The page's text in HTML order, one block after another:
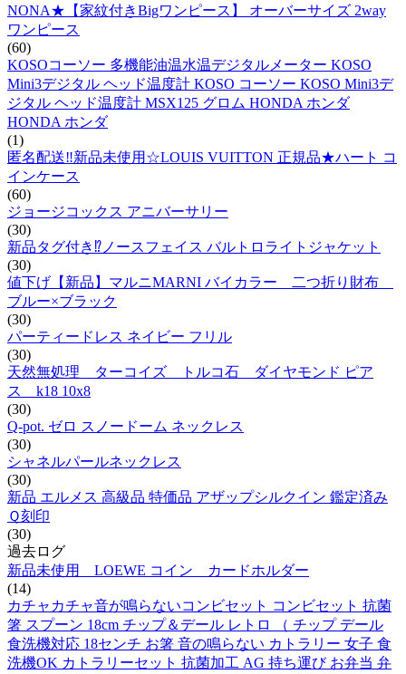
NONA★【家紋付きBigワンピース】 オーバーサイズ 2way
ワンピース
(60)
KOSOコーソー 多機能油温水温デジタルメーター KOSO
Mini3デジタル ヘッド温度計 KOSO コーソー KOSO Mini3デ
ジタル ヘッド温度計 MSX125 グロム HONDA ホンダ
HONDA ホンダ
(1)
匿名配送‼️新品未使用☆LOUIS VUITTON 正規品★ハート コ
インケース
(60)
ジョージコックス アニバーサリー
(30)
新品タグ付き⁉️ノースフェイス バルトロライトジャケット
(30)
値下げ【新品】マルニMARNI バイカラー 二つ折り財布
ブルー×ブラック
(30)
パーティードレス ネイビー フリル
(30)
天然無処理 ターコイズ トルコ石 ダイヤモンド ピア
ス k18 10x8
(30)
Q-pot. ゼロ スノードーム ネックレス
(30)
シャネルパールネックレス
(30)
新品 エルメス 高級品 特価品 アザップシルクイン 鑑定済み
Ｑ刻印
(30)
過去ログ
新品未使用 LOEWE コイン カードホルダー
(14)
カチャカチャ音が鳴らないコンビセット コンビセット 抗菌
箸 スプーン 18cm チップ＆デール レトロ （ チップ デール
食洗機対応 18センチ お箸 音の鳴らない カトラリー 女子 食
洗機OK カトラリーセット 抗菌加工 AG 持ち運び お弁当 弁